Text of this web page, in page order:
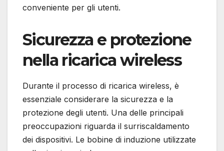
conveniente per gli utenti.
Sicurezza e protezione
nella ricarica wireless
Durante il processo di ricarica wireless, è
essenziale considerare la sicurezza e la
protezione degli utenti. Una delle principali
preoccupazioni riguarda il surriscaldamento
dei dispositivi. Le bobine di induzione utilizzate